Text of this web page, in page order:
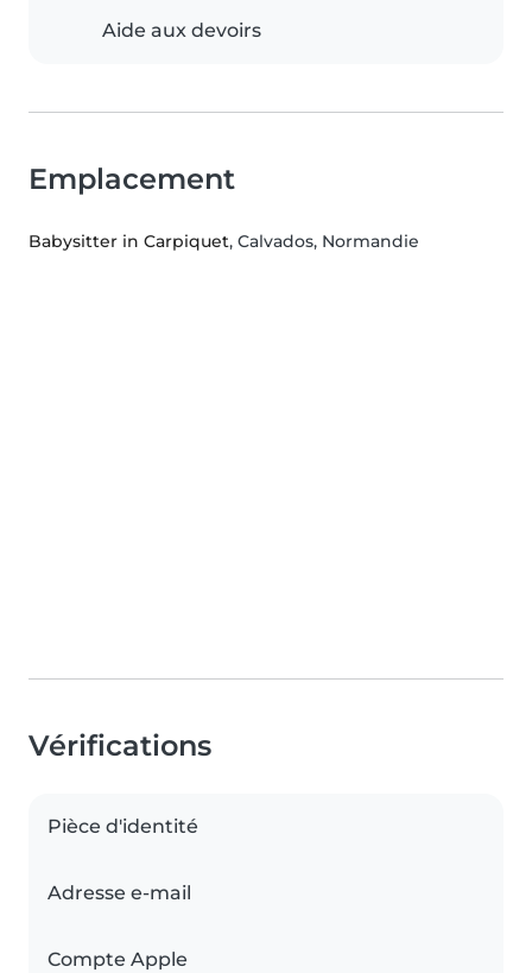
Aide aux devoirs
Emplacement
Babysitter in Carpiquet, Calvados, Normandie
Vérifications
Pièce d'identité
Adresse e-mail
Compte Apple